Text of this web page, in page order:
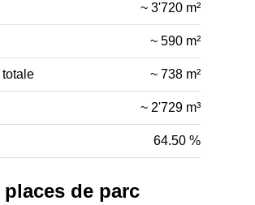
~ 3'720 m²
~ 590 m²
~ 738 m²
~ 2'729 m³
64.50 %
de parc